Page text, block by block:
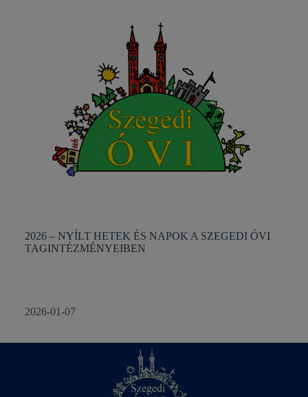
2026 – NYÍLT HETEK ÉS NAPOK A SZEGEDI ÓVI
TAGINTÉZMÉNYEIBEN
2026-01-07